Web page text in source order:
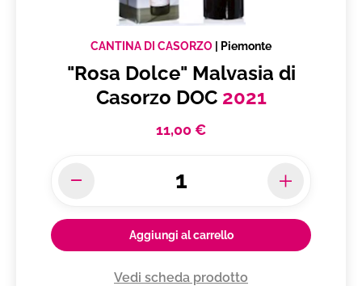
CANTINA DI CASORZO | Piemonte
"Rosa Dolce" Malvasia di
Casorzo DOC 2021
11,00 €
Aggiungi al carrello
Vedi scheda prodotto